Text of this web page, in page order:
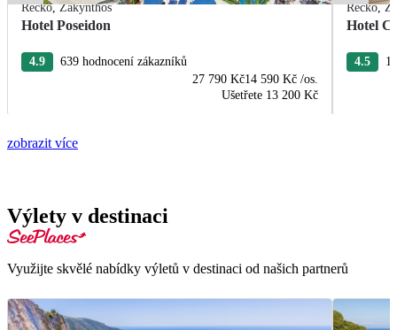
Řecko,Zakynthos
Hotel Poseidon
4.9
639 hodnocení zákazníků
27 790 Kč14 590 Kč /os.
Ušetřete 13 200 Kč
Řecko,
Hotel
4.5
zobrazit více
Výlety v destinaci
Využijte skvělé nabídky výletů v destinaci od našich partnerů